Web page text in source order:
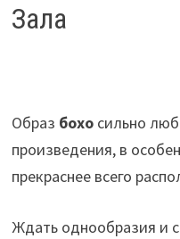
Зала
Образ бохосильно
произведения, в
прекраснее всего
Ждать однообразия и